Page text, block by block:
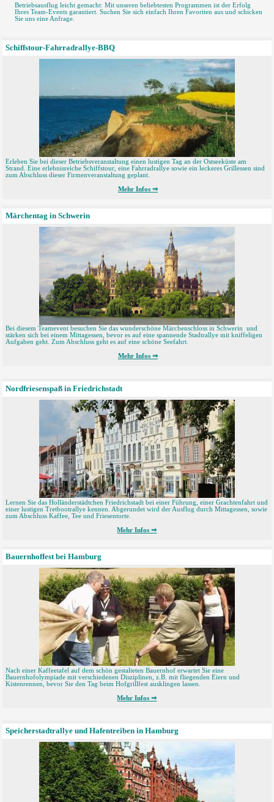
Betriebsausflug leicht gemacht: Mit unseren beliebtesten Programmen ist der Erfolg
Ihres Team-Events garantiert. Suchen Sie sich einfach Ihren Favoriten aus und schicken
Sie uns eine Anfrage.
Schiffstour-Fahrradrallye-BBQ
Erleben Sie bei dieser Betriebsveranstaltung einen lustigen Tag an der Ostseeküste am
Strand. Eine erlebnisreiche Schiffstour, eine Fahrradrallye sowie ein leckeres Grillessen sind
zum Abschluss dieser Firmenveranstaltung geplant.
Mehr Infos ⇒
Märchentag in Schwerin
Bei diesem Teamevent besuchen Sie das wunderschöne Märchenschloss in Schwerin und
stärken sich bei einem Mittagessen, bevor es auf eine spannende Stadtrallye mit kniffeligen
Aufgaben geht. Zum Abschluss geht es auf eine schöne Seefahrt.
Mehr Infos ⇒
Nordfriesenspaß in Friedrichstadt
Lernen Sie das Holländerstädtchen Friedrichstadt bei einer Führung, einer Grachtenfahrt und
einer lustigen Tretbootrallye kennen. Abgerundet wird der Ausflug durch Mittagessen, sowie
zum Abschluss Kaffee, Tee und Friesentorte.
Mehr Infos ⇒
Bauernhoffest bei Hamburg
Nach einer Kaffeetafel auf dem schön gestalteten Bauernhof erwartet Sie eine
Bauernhofolympiade mit verschiedenen Disziplinen, z.B. mit fliegenden Eiern und
Kistenrennen, bevor Sie den Tag beim Hofgrillfest ausklingen lassen.
Mehr Infos ⇒
Speicherstadtrallye und Hafentreiben in Hamburg